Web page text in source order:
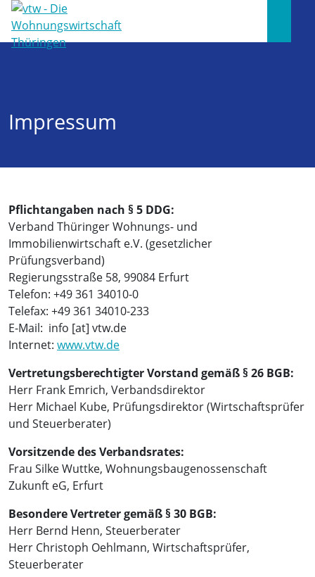
Impressum
Pflichtangaben nach § 5 DDG:
Verband Thüringer Wohnungs- und
Immobilienwirtschaft e.V. (gesetzlicher
Prüfungsverband)
Regierungsstraße 58, 99084 Erfurt
Telefon: +49 361 34010-0
Telefax: +49 361 34010-233
E-Mail: info [at] vtw.de
Internet: www.vtw.de
Vertretungsberechtigter Vorstand gemäß § 26 BGB:
Herr Frank Emrich, Verbandsdirektor
Herr Michael Kube, Prüfungsdirektor (Wirtschaftsprüfer
und Steuerberater)
Vorsitzende des Verbandsrates:
Frau Silke Wuttke, Wohnungsbaugenossenschaft
Zukunft eG, Erfurt
Besondere Vertreter gemäß § 30 BGB:
Herr Bernd Henn, Steuerberater
Herr Christoph Oehlmann, Wirtschaftsprüfer,
Steuerberater